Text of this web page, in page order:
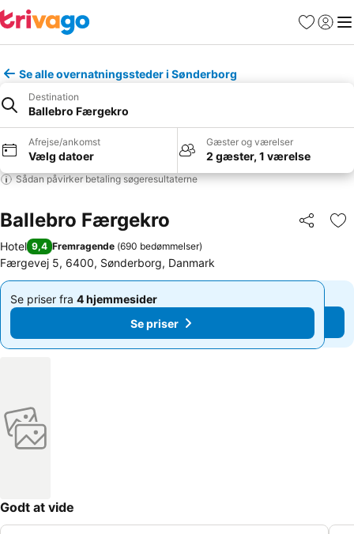
Favoritter
Log ind
Se alle overnatningssteder i Sønderborg
Destination
Ballebro Færgekro
Afrejse/ankomst
Vælg datoer
Gæster og værelser
2 gæster, 1 værelse
Sådan påvirker betaling søgeresultaterne
Ballebro Færgekro Del
Hotel 9,4 Fremragende (690 bedømmelser)
Færgevej 5, 6400, Sønderborg, Danmark
Se priser fra 4 hjemmesider
Af
Se priser
Se priser fra 4 hjemmesider
Af
1.413 kr. Se priser
Godt at vide